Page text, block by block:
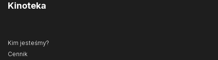
Kinoteka
Kim jesteśmy?
Cennik